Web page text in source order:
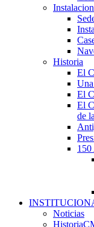
Historia
El
El
El
de
Noticias